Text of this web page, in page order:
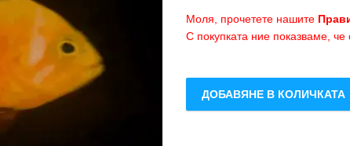
Моля, прочетете нашите
С покупката ние показваме,
ДОБАВЯНЕ В КОЛИЧКАТА